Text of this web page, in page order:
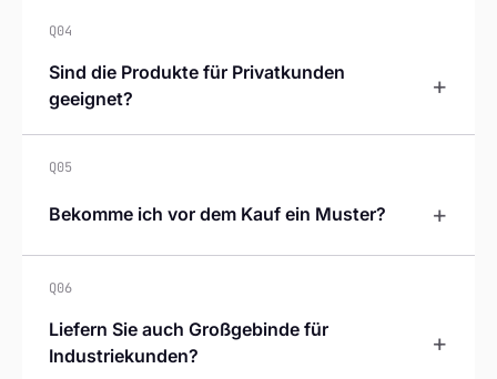
Q04
Sind die Produkte für Privatkunden
geeignet?
+
Q05
Bekomme ich vor dem Kauf ein Muster? +
Q06
Liefern Sie auch Großgebinde für
Industriekunden?
+